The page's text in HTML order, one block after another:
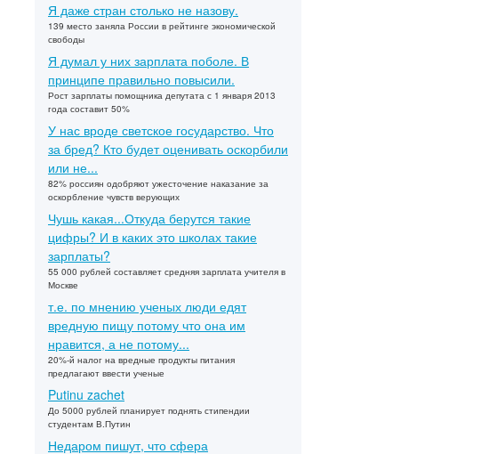
Я даже стран столько не назову.
139 место заняла России в рейтинге экономической
свободы
Я думал у них зарплата поболе. В
принципе правильно повысили.
Рост зарплаты помощника депутата с 1 января 2013
года составит 50%
У нас вроде светское государство. Что
за бред? Кто будет оценивать оскорбили
или не...
82% россиян одобряют ужесточение наказание за
оскорбление чувств верующих
Чушь какая...Откуда берутся такие
цифры? И в каких это школах такие
зарплаты?
55 000 рублей составляет средняя зарплата учителя в
Москве
т.е. по мнению ученых люди едят
вредную пищу потому что она им
нравится, а не потому...
20%-й налог на вредные продукты питания
предлагают ввести ученые
Putinu zachet
До 5000 рублей планирует поднять стипендии
студентам В.Путин
Недаром пишут, что сфера